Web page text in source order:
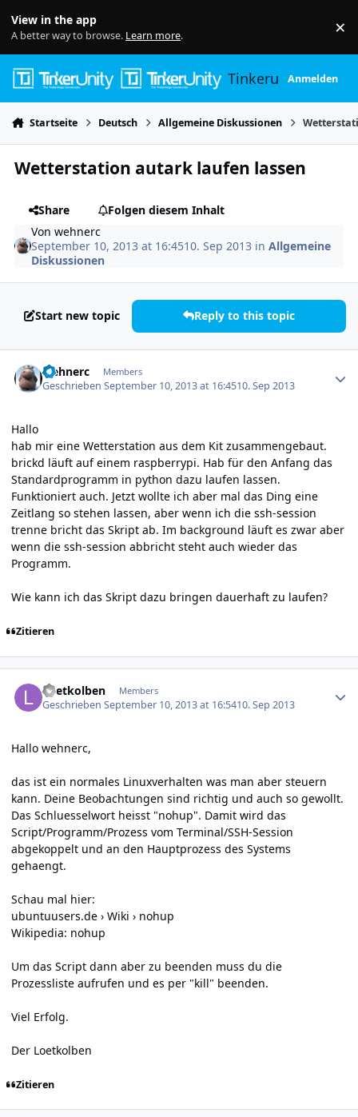
View in the app
A better way to browse. Learn more. ×
TinkerunityAnmelden
Startseite Deutsch Allgemeine Diskussionen
Wetterstation autark laufen lassen
Share
Folgen diesem Inhalt
Vonwehnerc
September 10, 2013 at 16:4510. Sep 2013 inAllgemeine
Diskussionen
Start new topic Reply to this topic
wehnerc Members
GeschriebenSeptember 10, 2013 at 16:4510. Sep 2013
Hallo
hab mir eine Wetterstation aus dem Kit zusammengebaut.
brickd läuft auf einem raspberrypi. Hab für den Anfang das
Standardprogramm in python dazu laufen lassen.
Funktioniert auch. Jetzt wollte ich aber mal das Ding eine
Zeitlang so stehen lassen, aber wenn ich die ssh-session
trenne bricht das Skript ab. Im background läuft es zwar aber
wenn die ssh-session abbricht steht auch wieder das
Programm.
Wie kann ich das Skript dazu bringen dauerhaft zu laufen?
Zitieren
Loetkolben Members
GeschriebenSeptember 10, 2013 at 16:5410. Sep 2013
Hallo wehnerc,
das ist ein normales Linuxverhalten was man aber steuern
kann. Deine Beobachtungen sind richtig und auch so gewollt.
Das Schluesselwort heisst "nohup". Damit wird das
Script/Programm/Prozess vom Terminal/SSH-Session
abgekoppelt und an den Hauptprozess des Systems
gehaengt.
Schau mal hier:
ubuntuusers.de › Wiki › nohup
Wikipedia: nohup
Um das Script dann aber zu beenden muss du die
Prozessliste aufrufen und es per "kill" beenden.
Viel Erfolg.
Der Loetkolben
Zitieren